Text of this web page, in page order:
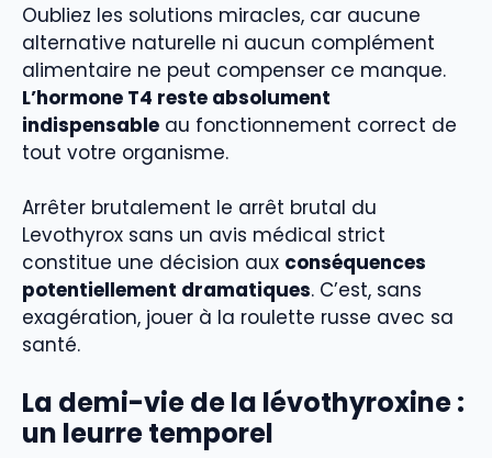
Oubliez les solutions miracles, car aucune
alternative naturelle ni aucun complément
alimentaire ne peut compenser ce manque.
L’hormone T4 reste absolument
indispensable au fonctionnement correct de
tout votre organisme.
Arrêter brutalement le arrêt brutal du
Levothyrox sans un avis médical strict
constitue une décision aux conséquences
potentiellement dramatiques. C’est, sans
exagération, jouer à la roulette russe avec sa
santé.
La demi-vie de la lévothyroxine :
un leurre temporel